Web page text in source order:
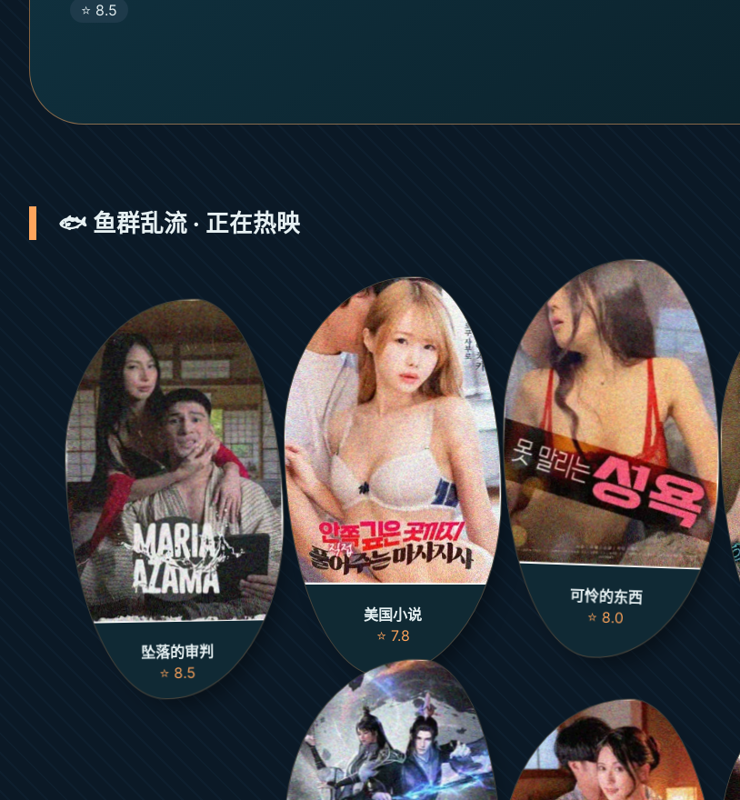
⭐ 8.5
🐟 鱼群乱流 · 正在热映
坠落的审判
⭐ 8.5
美国小说
⭐ 7.8
可怜的东西
⭐ 8.0